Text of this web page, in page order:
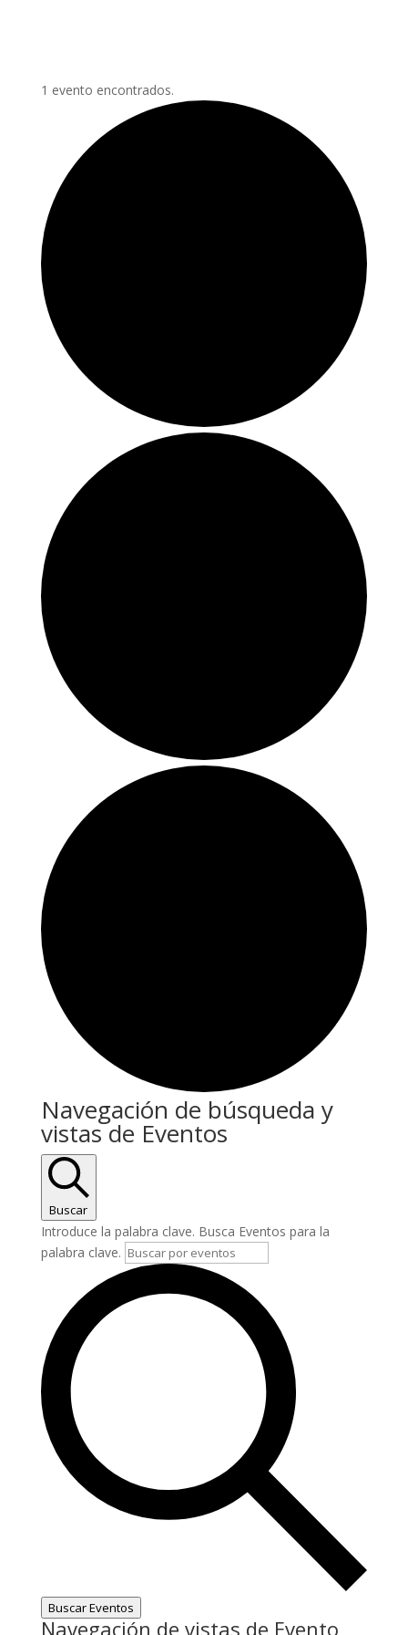
1 evento encontrados.
Eventos
en
12/07/2024
Navegación de búsqueda y
vistas de Eventos
Buscar
Introduce la palabra clave. Busca Eventos para la
palabra clave.
Buscar Eventos
Navegación de vistas de Evento